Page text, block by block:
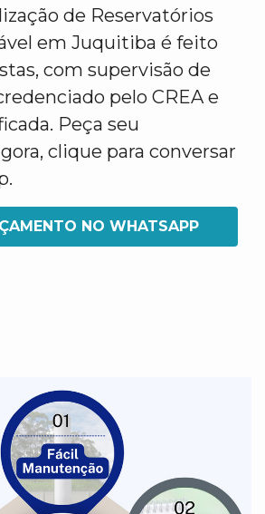
de Reservatórios
em Juquitiba é feito
com supervisão de
pelo CREA e
Peça seu
clique para conversar
NO WHATSAPP